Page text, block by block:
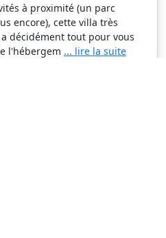
à proximité (un parc
encore), cette villa très
décidément tout pour vous
l'hébergem ... lire la suite